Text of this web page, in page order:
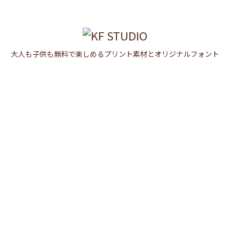
大人も子供も無料で楽しめるプリント素材とオリジナルフォントサイド